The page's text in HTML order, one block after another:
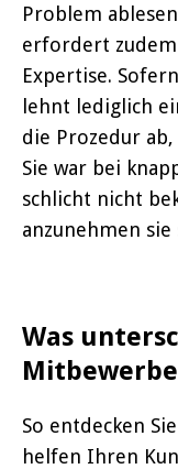
Problem
erfordert zudem
Expertise.
lehnt lediglich
die Prozedur
Sie war bei
schlicht nicht
anzunehmen
Was
So entdecken
helfen Ihren